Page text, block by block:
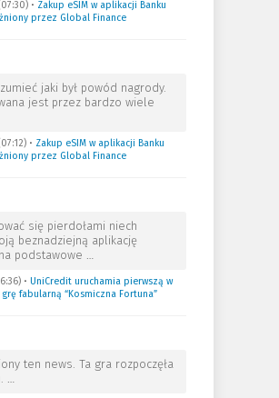
• Zakup eSIM w aplikacji Banku
przez Global Finance
jaki był powód nagrody.
jest przez bardzo wiele
• Zakup eSIM w aplikacji Banku
przez Global Finance
się pierdołami niech
beznadziejną aplikację
podstawowe …
• UniCredit uruchamia pierwszą w
fabularną “Kosmiczna Fortuna”
ten news. Ta gra rozpoczęła
…